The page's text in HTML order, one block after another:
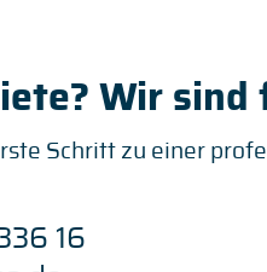
Wir sind
Schritt zu einer
16